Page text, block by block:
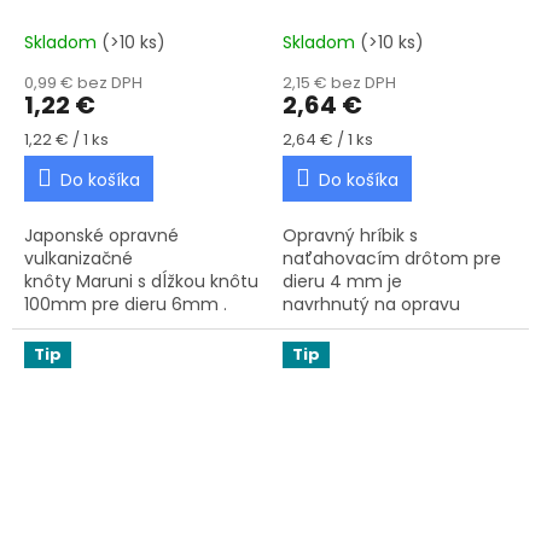
Skladom (>10 ks)
0,99 € bez DPH
1,22 €
Jednotková cena:
1,22 € / 1 ks
Do košíka
Japonské opravné
vulkanizačné
knôty Maruni s dĺžkou knôtu
100mm pre dieru 6mm .
Tieto knôty sú mimoriadne
kvalitné tým, že
sú dostatočne...
Skladom (>10 ks)
2,15 € bez DPH
2,64 €
Jednotková cena:
2,64 € / 1 ks
Do košíka
Opravný hríbik s
naťahovacím drôtom pre
dieru 4 mm je
navrhnutý na opravu
defektov spôsobených
klincami a skrutkami , a to
dokonca aj v bočnici...
Tip Tip